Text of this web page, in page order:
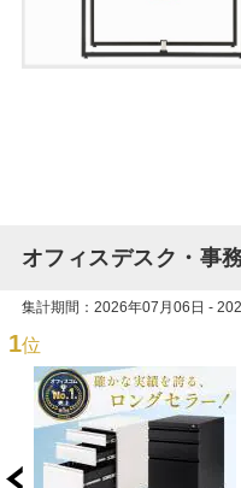
オフィスデスク・事
集計期間：2026年07月06日 -
1位